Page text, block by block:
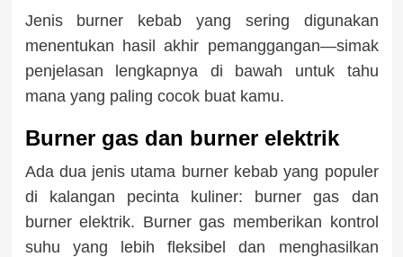
Jenis burner kebab yang sering digunakan
menentukan hasil akhir pemanggangan—simak
penjelasan lengkapnya di bawah untuk tahu
mana yang paling cocok buat kamu.
Burner gas dan burner elektrik
Ada dua jenis utama burner kebab yang populer
di kalangan pecinta kuliner: burner gas dan
burner elektrik. Burner gas memberikan kontrol
suhu yang lebih fleksibel dan menghasilkan